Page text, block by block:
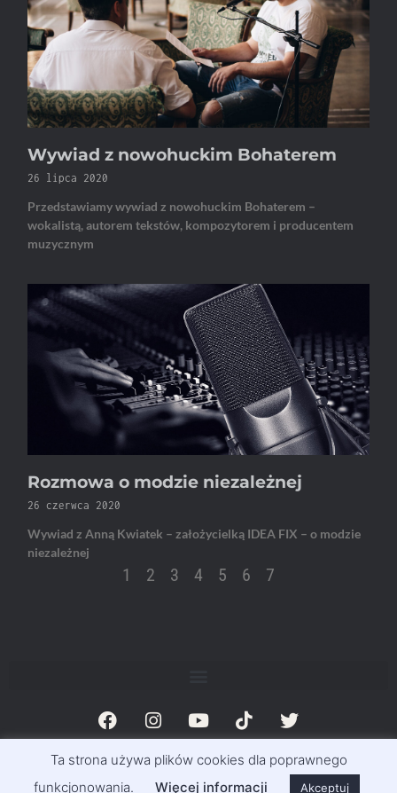
Wywiad z nowohuckim Bohaterem
26 lipca 2020
Przedstawiamy wywiad z nowohuckim Bohaterem –
wokalistą, autorem tekstów, kompozytorem i producentem
muzycznym
Rozmowa o modzie niezależnej
26 czerwca 2020
Wywiad z Anną Kwiatek – założycielką IDEA FIX – o modzie
niezależnej
1 2 3 4 5 6 7
© Magazyn Exclusive Info 2011-2023 | Exclusivemag.pl
Ta strona używa plików cookies dla poprawnego
funkcjonowania.
Więcej informacji Akceptuj